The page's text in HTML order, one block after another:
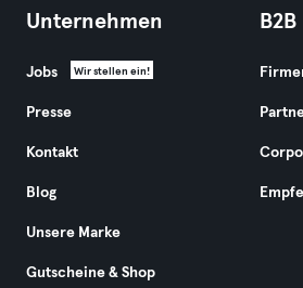
Unternehmen
Jobs Wir stellen ein!
Presse
Kontakt
Blog
Unsere Marke
Gutscheine & Shop
B2B